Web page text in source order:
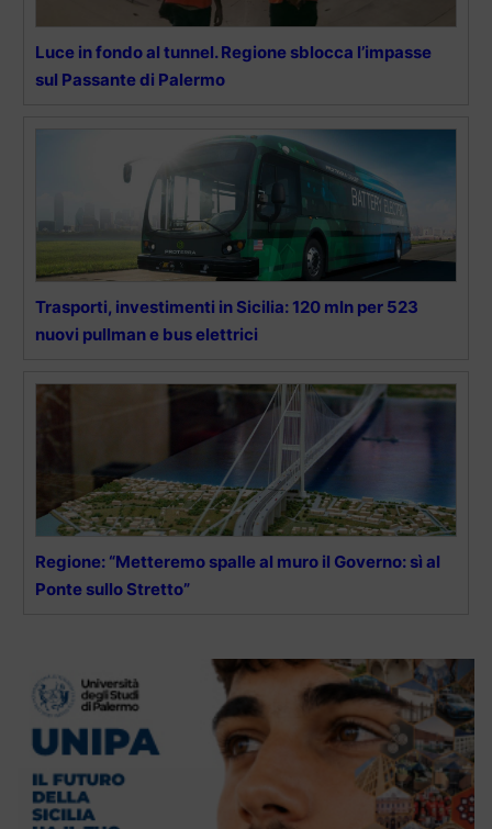
Luce in fondo al tunnel. Regione sblocca l’impasse
sul Passante di Palermo
Trasporti, investimenti in Sicilia: 120 mln per 523
nuovi pullman e bus elettrici
Regione: “Metteremo spalle al muro il Governo: sì al
Ponte sullo Stretto”